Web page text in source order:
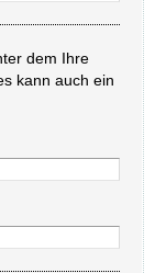
dem Ihre
kann auch ein